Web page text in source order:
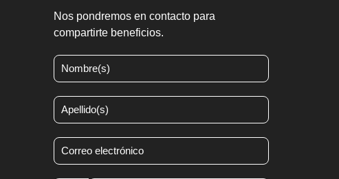
Nos pondremos en contacto para
compartirte beneficios.